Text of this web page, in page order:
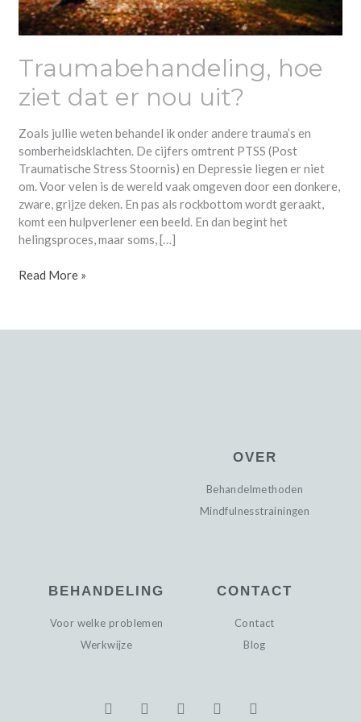
Traumabehandeling, hoe
ziet dat er nou uit?
Zoals jullie weten behandel ik onder andere trauma’s en
somberheidsklachten. De cijfers omtrent PTSS (Post
Traumatische Stress Stoornis) en Depressie liegen er niet
om. Voor velen is de wereld vaak omgeven door een donkere,
zware, grijze deken. En pas als rockbottom wordt geraakt,
komt een hulpverlener een beeld. En dan begint het
helingsproces, maar soms, […]
Read More »
OVER
Behandelmethoden
Mindfulnesstrainingen
BEHANDELING
Voor welke problemen
Werkwijze
CONTACT
Contact
Blog
c
i
s
n
n